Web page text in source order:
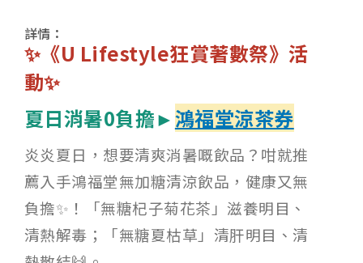
詳情：
✨《U Lifestyle狂賞著數祭》活
動✨
夏日消暑0負擔►鴻福堂涼茶券
炎炎夏日，想要清爽消暑嘅飲品？咁就推
薦入手鴻福堂無加糖清涼飲品，健康又無
負擔✨！「無糖杞子菊花茶」滋養明目、
清熱解毒；「無糖夏枯草」清肝明目、清